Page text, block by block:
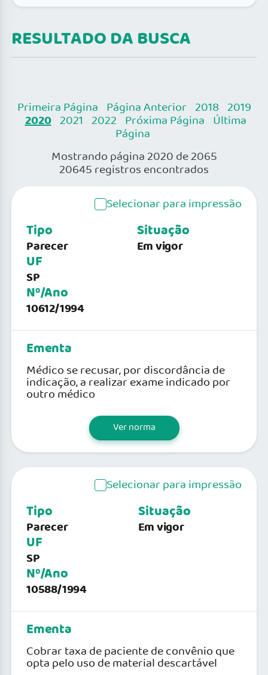
RESULTADO DA BUSCA
Primeira Página Página Anterior 2018 2019
2020 2021 2022 Próxima Página Última
Página
Mostrando página 2020 de 2065
20645 registros encontrados
Selecionar para impressão
Tipo
Parecer
UF
SP
Nº/Ano
10612/1994
Situação
Em vigor
Ementa
Médico se recusar, por discordância de
indicação, a realizar exame indicado por
outro médico
Ver norma
Selecionar para impressão
Tipo
Parecer
UF
SP
Nº/Ano
10588/1994
Situação
Em vigor
Ementa
Cobrar taxa de paciente de convênio que
opta pelo uso de material descartável